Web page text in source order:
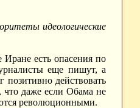
идеологические
есть опасения по
еще пишут, а
позитивно действовать
даже если Обама не
революционными.